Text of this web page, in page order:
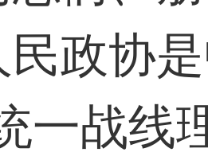
民政协
一战线